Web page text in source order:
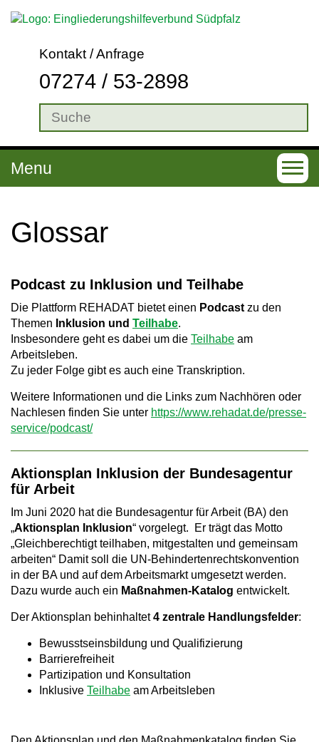
Kontakt / Anfrage
07274 / 53-2898
T
o
g
Menu
Glossar
Podcast zu Inklusion und Teilhabe
Die Plattform REHADAT bietet einen Podcast zu den
Themen Inklusion und Teilhabe.
Insbesondere geht es dabei um die Teilhabe am
Arbeitsleben.
Zu jeder Folge gibt es auch eine Transkription.
Weitere Informationen und die Links zum Nachhören oder
Nachlesen finden Sie unter https://www.rehadat.de/presse-
service/podcast/
Aktionsplan Inklusion der Bundesagentur
für Arbeit
Im Juni 2020 hat die Bundesagentur für Arbeit (BA) den
„Aktionsplan Inklusion“ vorgelegt. Er trägt das Motto
„Gleichberechtigt teilhaben, mitgestalten und gemeinsam
arbeiten“ Damit soll die UN-Behindertenrechtskonvention
in der BA und auf dem Arbeitsmarkt umgesetzt werden.
Dazu wurde auch ein Maßnahmen-Katalog entwickelt.
Der Aktionsplan behinhaltet4 zentrale Handlungsfelder:
Bewusstseinsbildung und Qualifizierung
Barrierefreiheit
Partizipation und Konsultation
Inklusive Teilhabe am Arbeitsleben